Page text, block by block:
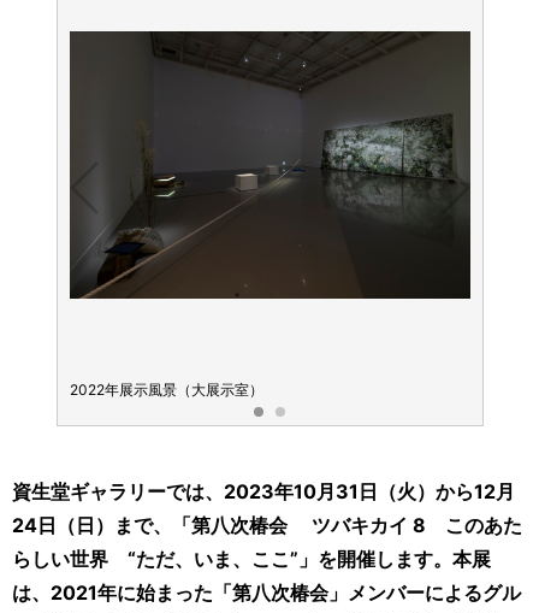
2022年展示風景（大展示室）
資生堂ギャラリーでは、2023年10月31日（火）から12月
24日（日）まで、「第八次椿会 ツバキカイ 8 このあた
らしい世界 “ただ、いま、ここ”」を開催します。本展
は、2021年に始まった「第八次椿会」メンバーによるグル